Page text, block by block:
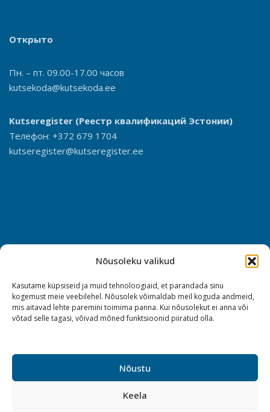
Nõusoleku valikud
Kasutame küpsiseid ja muid tehnoloogiaid, et parandada sinu
kogemust meie veebilehel. Nõusolek võimaldab meil koguda andmeid,
mis aitavad lehte paremini toimima panna. Kui nõusolekut ei anna või
võtad selle tagasi, võivad mõned funktsioonid piiratud olla.
Nõustu
Keela
Открыто
Пн. – пт. 09.00-17.00 часов
kutsekoda@kutsekoda.ee
Kutseregister (Реестр квалификаций Эстонии)
Телефон: +372 679 1704
kutseregister@kutseregister.ee